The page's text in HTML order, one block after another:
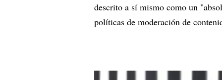
descrito a sí mismo como un
políticas de moderación de